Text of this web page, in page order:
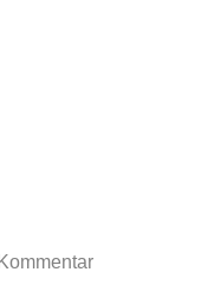
blog.de